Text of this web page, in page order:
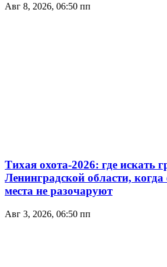
Авг 8, 2026, 06:50 пп
Тихая охота-2026: где искать
Ленинградской области, когда
места не разочаруют
Авг 3, 2026, 06:50 пп